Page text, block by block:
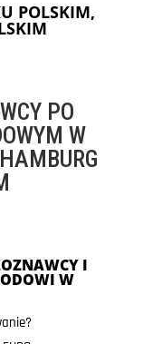
POLSKIM,
PO
W
I
W